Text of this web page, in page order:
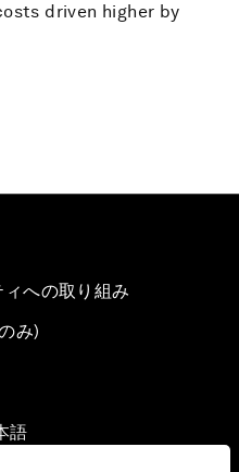
driven higher by
への取り組み
み)
語